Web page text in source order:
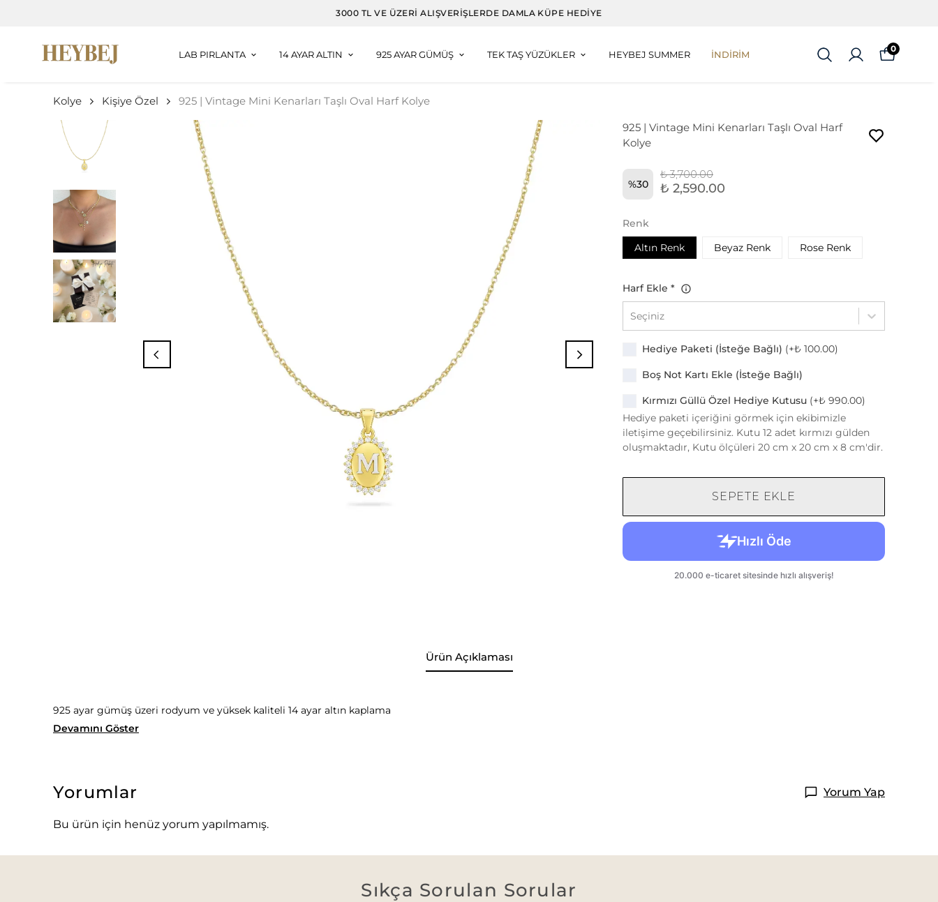
3000 TL VE ÜZERI ALIŞVERIŞLERDE DAMLA KÜPE HEDIYE
LAB PIRLANTA 14 AYAR ALTIN 925 AYAR GÜMÜŞ TEK TAŞ YÜZÜKLER HEYBEJ SUMMER İNDİRİM
0
Kolye Kişiye Özel
925 | Vintage Mini Kenarları Taşlı Oval Harf Kolye
925 | Vintage Mini Kenarları Taşlı Oval Harf
Kolye
%30
₺ 3,700.00
₺ 2,590.00
Renk
Altın Renk
Beyaz Renk Rose Renk
Harf Ekle *
Seçiniz
Hediye Paketi (İsteğe Bağlı) (+₺ 100.00)
Boş Not Kartı Ekle (İsteğe Bağlı)
Kırmızı Güllü Özel Hediye Kutusu (+₺ 990.00)
Hediye paketi içeriğini görmek için ekibimizle
iletişime geçebilirsiniz. Kutu 12 adet kırmızı gülden
oluşmaktadır, Kutu ölçüleri 20 cm x 20 cm x 8 cm'dir.
SEPETE EKLE
Ürün Açıklaması
925 ayar gümüş üzeri rodyum ve yüksek kaliteli 14 ayar altın kaplama
Devamını Göster
Yorumlar Yorum Yap
Bu ürün için henüz yorum yapılmamış.
Sıkça Sorulan Sorular